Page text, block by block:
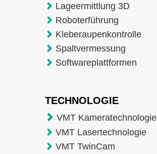
Lageermittlung 3D
Roboterführung
Kleberaupenkontrolle
Spaltvermessung
Softwareplattformen
TECHNOLOGIE
VMT Kameratechnologie
VMT Lasertechnologie
VMT TwinCam